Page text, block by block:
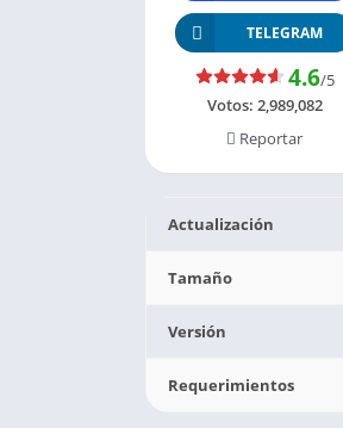
TELEGRAM
4.6/5
Votos: 2,989,082
Reportar
Actualización
Tamaño
Versión
Requerimientos